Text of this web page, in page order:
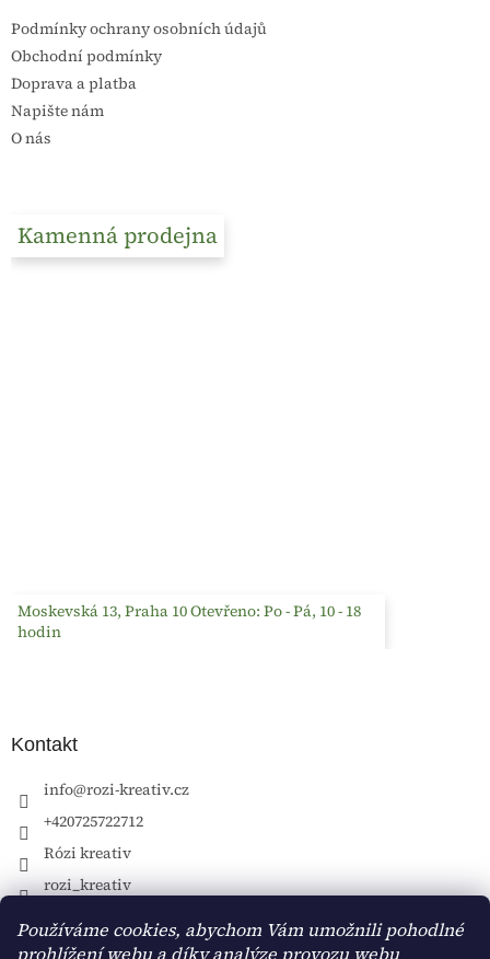
Používáme cookies, abychom Vám umožnili pohodlné
prohlížení webu a díky analýze provozu webu
Podmínky ochrany osobních údajů
Obchodní podmínky
Doprava a platba
Napište nám
O nás
Kamenná prodejna
Moskevská 13, Praha 10 Otevřeno: Po - Pá, 10 - 18
hodin
Kontakt
info@rozi-kreativ.cz
+420725722712
Rózi kreativ
rozi_kreativ